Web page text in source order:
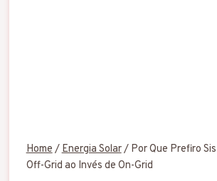
Home/Energia Solar/ Por Que Prefiro
Off-Grid ao Invés de On-Grid